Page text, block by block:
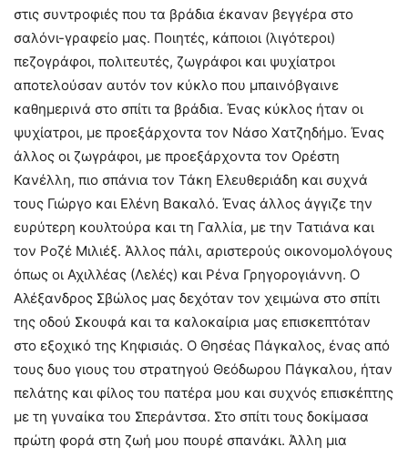
στις συντροφιές που τα βράδια έκαναν βεγγέρα στο
σαλόνι-γραφείο μας. Ποιητές, κάποιοι (λιγότεροι)
πεζογράφοι, πολιτευτές, ζωγράφοι και ψυχίατροι
αποτελούσαν αυτόν τον κύκλο που μπαινόβγαινε
καθημερινά στο σπίτι τα βράδια. Ένας κύκλος ήταν οι
ψυχίατροι, με προεξάρχοντα τον Νάσο Χατζηδήμο. Ένας
άλλος οι ζωγράφοι, με προεξάρχοντα τον Ορέστη
Κανέλλη, πιο σπάνια τον Τάκη Ελευθεριάδη και συχνά
τους Γιώργο και Ελένη Βακαλό. Ένας άλλος άγγιζε την
ευρύτερη κουλτούρα και τη Γαλλία, με την Τατιάνα και
τον Ροζέ Μιλιέξ. Άλλος πάλι, αριστερούς οικονομολόγους
όπως οι Αχιλλέας (Λελές) και Ρένα Γρηγορογιάννη. Ο
Αλέξανδρος Σβώλος μας δεχόταν τον χειμώνα στο σπίτι
της οδού Σκουφά και τα καλοκαίρια μας επισκεπτόταν
στο εξοχικό της Κηφισιάς. Ο Θησέας Πάγκαλος, ένας από
τους δυο γιους του στρατηγού Θεόδωρου Πάγκαλου, ήταν
πελάτης και φίλος του πατέρα μου και συχνός επισκέπτης
με τη γυναίκα του Σπεράντσα. Στο σπίτι τους δοκίμασα
πρώτη φορά στη ζωή μου πουρέ σπανάκι. Άλλη μια